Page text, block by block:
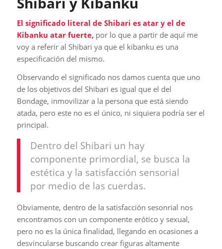
El significado literal de Shibari es atar y el de
Kibanku atar fuerte,por lo que a partir de aquí me
voy a referir al Shibari ya que el kibanku es una
especificación del mismo.
Observando el significado nos damos cuenta que uno
de los objetivos del Shibari es igual que el del
Bondage, inmovilizar a la persona que está siendo
atada, pero este no es el único, ni siquiera podría ser el
principal.
Dentro del Shibari un hay
componente primordial, se busca la
estética y la satisfacción sensorial
por medio de las cuerdas.
Obviamente, dentro de la satisfacción sesonrial nos
encontramos con un componente erótico y sexual,
pero no es la única finalidad, llegando en ocasiones a
desvincularse buscando crear figuras altamente